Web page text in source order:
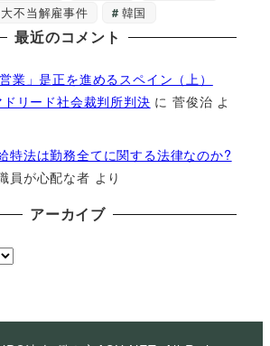
不当解雇事件 韓国
最近のコメント
業」是正を進めるスペイン（上）
リード社会裁判所判決 に菅俊治 よ
特法は勤務全てに関する法律なのか?
員が心配な者 より
アーカイブ